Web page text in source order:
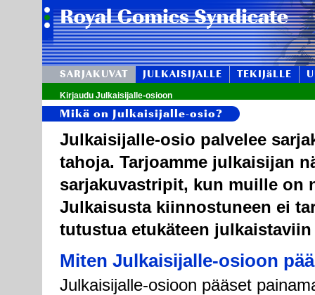
SARJAKUVAT JULKAISIJALLE TEKIJäLLE
Kirjaudu Julkaisijalle-osioon
Mikä on Julkaisijalle-osio?
Julkaisijalle-osio palvelee
tahoja. Tarjoamme julkaisijan
sarjakuvastripit, kun muille on
Julkaisusta kiinnostuneen ei
tutustua etukäteen
Miten Julkaisijalle-osioon
Julkaisijalle-osioon pääset